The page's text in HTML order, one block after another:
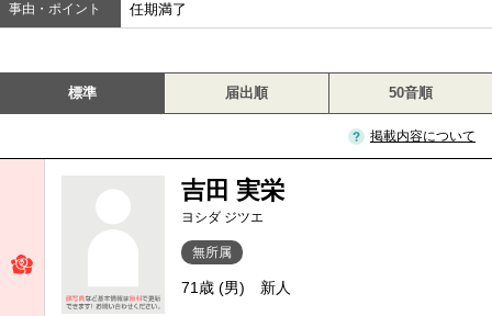
事由・ポイント 任期満了
標準 届出順 50音順
掲載内容について
吉田 実栄
ヨシダ ジツエ
無所属
71歳 (男) 新人